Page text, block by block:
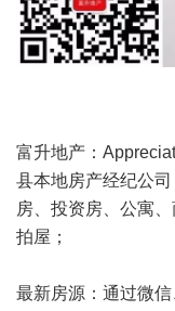
富升地产：
县本地房产经纪公
房、投资房、公寓
拍屋；
最新房源：通过微